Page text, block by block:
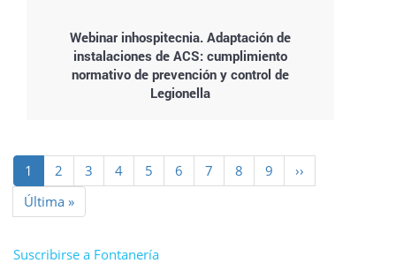
Webinar inhospitecnia. Adaptación de
instalaciones de ACS: cumplimiento
normativo de prevención y control de
Legionella
Paginación
Página
actual
1 Page
2 Page
3 Page
4 Page
5 Page
6 Page
7 Page
8 Page
9
Siguiente
página
››
Última
página
Última »
Suscribirse a Fontanería